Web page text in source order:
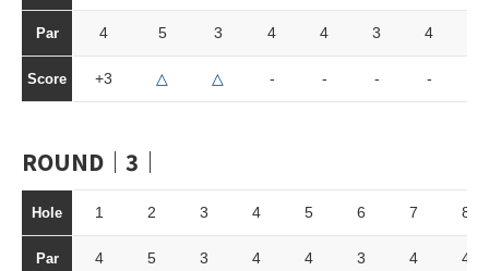
Par 4 5 3 4 4 3 4
Score +3 △ △ - - - -
ROUND｜3｜
Hole 1 2 3 4 5 6 7 8
Par 4 5 3 4 4 3 4 4